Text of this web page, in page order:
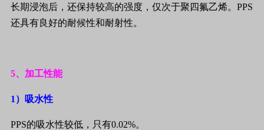
长期浸泡后，还保持较高的强度，仅次于聚四氟乙烯。 PPS
还具有良好的耐候性和耐射性。
5、加工性能
1 ）吸水性
PPS的吸水性较低，只有0.02%。